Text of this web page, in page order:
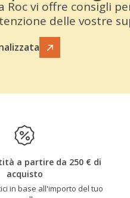
Roc vi offre consigli
delle vostre
a partire da 250 € di
acquisto
in base all'importo del tuo